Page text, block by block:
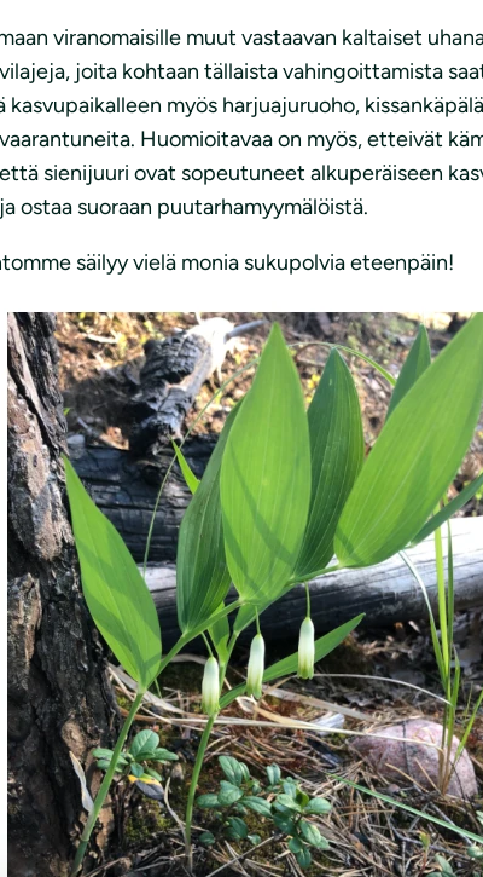
viranomaisille muut vastaavan kaltaiset
joita kohtaan tällaista vahingoittamista
myös harjuajuruoho,
Huomioitavaa on myös, etteivät
sienijuuri ovat sopeutuneet alkuperäiseen
ostaa suoraan puutarhamyymälöistä.
säilyy vielä monia sukupolvia eteenpäin!